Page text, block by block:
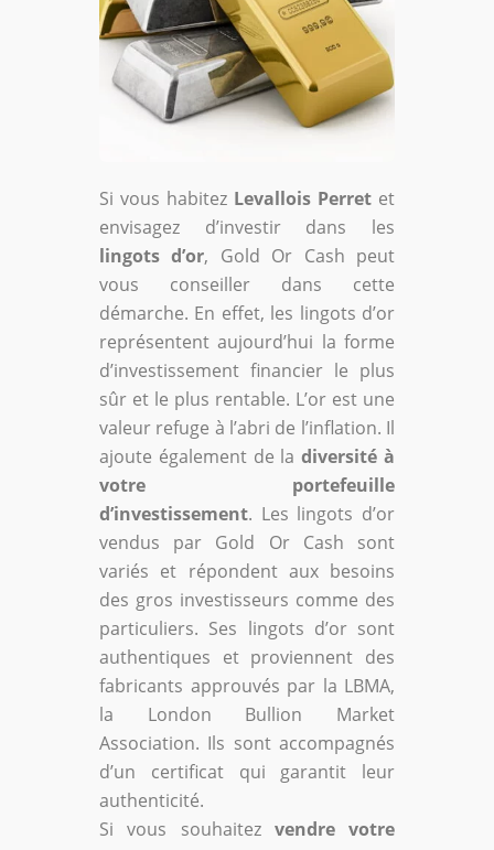
Si vous habitez Levallois Perret et
envisagez d’investir dans les
lingots d’or, Gold Or Cash peut
vous conseiller dans cette
démarche. En effet, les lingots d’or
représentent aujourd’hui la forme
d’investissement financier le plus
sûr et le plus rentable. L’or est une
valeur refuge à l’abri de l’inflation. Il
ajoute également de ladiversité à
votre portefeuille
d’investissement. Les lingots d’or
vendus par Gold Or Cash sont
variés et répondent aux besoins
des gros investisseurs comme des
particuliers. Ses lingots d’or sont
authentiques et proviennent des
fabricants approuvés par la LBMA,
la London Bullion Market
Association. Ils sont accompagnés
d’un certificat qui garantit leur
authenticité.
Si vous souhaitez vendre votre